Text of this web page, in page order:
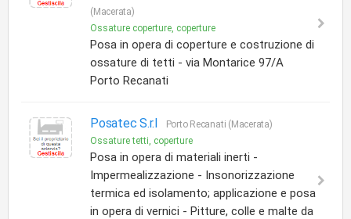
(Macerata)
Ossature coperture, coperture
Posa in opera di coperture e costruzione di
ossature di tetti - via Montarice 97/A
Porto Recanati
Posatec S.r.l
Porto Recanati (Macerata)
Ossature tetti, coperture
Posa in opera di materiali inerti -
Impermealizzazione - Insonorizzazione
termica ed isolamento; applicazione e posa
in opera di vernici - Pitture, colle e malte da